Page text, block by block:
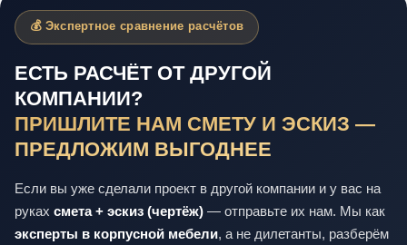
💰 Экспертное сравнение расчётов
ЕСТЬ РАСЧЁТ ОТ ДРУГОЙ
КОМПАНИИ?
ПРИШЛИТЕ НАМ СМЕТУ И ЭСКИЗ —
ПРЕДЛОЖИМ ВЫГОДНЕЕ
Если вы уже сделали проект в другой компании и у вас на
руках смета + эскиз (чертёж) — отправьте их нам. Мы как
эксперты в корпусной мебели, а не дилетанты, разберём